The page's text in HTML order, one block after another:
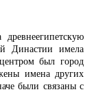
Династии имела
был город
имена других
были связаны с